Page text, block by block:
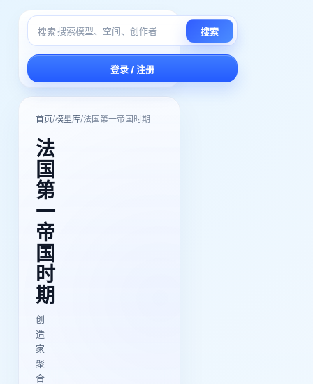
搜索 搜索
登录 / 注册
首页/模型库/法国第一帝国时期
法
国
第
一
帝
国
时
期
创
造
家
聚
合